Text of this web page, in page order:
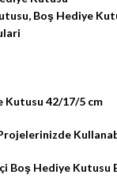
, Boş Hediye
Kutusu 42/17/5 cm
Boş Hediye Kutusu